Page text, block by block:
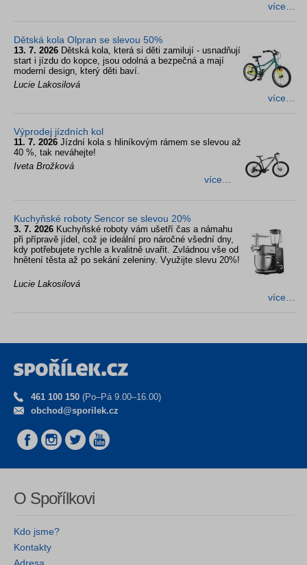
více…
Dětská kola Olpran se slevou 50%
13. 7. 2026 Dětská kola, která si děti zamilují - usnadňují
start i jízdu do kopce, jsou odolná a bezpečná a mají
moderní design, který děti baví.
Lucie Lakosilová
více…
Výprodej jízdních kol
11. 7. 2026 Jízdní kola s hliníkovým rámem se slevou až
40 %, tak neváhejte!
Iveta Brožková
více…
Kuchyňské roboty Sencor se slevou 20%
3. 7. 2026 Kuchyňské roboty vám ušetří čas a námahu
při přípravě jídel, což je ideální pro náročné všední dny,
kdy potřebujete rychle a kvalitně uvařit. Zvládnou vše od
hnětení těsta až po sekání zeleniny. Využijte slevu 20%!
Lucie Lakosilová
více…
461 100 150 (Po–Pá 9.00–16.00)
obchod@sporilek.cz
O Spořílkovi
Kdo jsme?
Kontakty